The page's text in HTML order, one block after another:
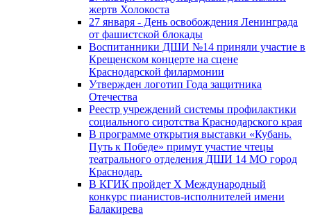
жертв Холокоста
27 января - День освобождения Ленинграда
от фашистской блокады
Воспитанники ДШИ №14 приняли участие в
Крещенском концерте на сцене
Краснодарской филармонии
Утвержден логотип Года защитника
Отечества
Реестр учреждений системы профилактики
социального сиротства Краснодарского края
В программе открытия выставки «Кубань.
Путь к Победе» примут участие чтецы
театрального отделения ДШИ 14 МО город
Краснодар.
В КГИК пройдет Х Международный
конкурс пианистов-исполнителей имени
Балакирева